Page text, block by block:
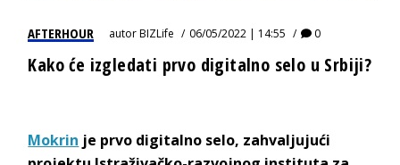
AFTERHOUR autorBIZLife 06/05/2022 | 14:55 0
Kako će izgledati prvo digitalno selo u Srbiji?
Mokrin je prvo digitalno selo, zahvaljujući